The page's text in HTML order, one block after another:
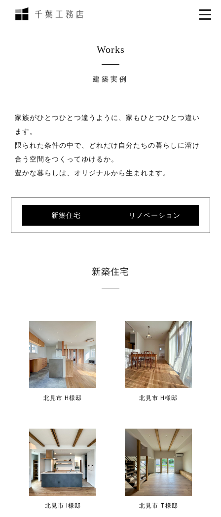
Works
建築実例
家族がひとつひとつ違うように、家もひとつひとつ違い
ます。
限られた条件の中で、どれだけ自分たちの暮らしに溶け
合う空間をつくってゆけるか。
豊かな暮らしは、オリジナルから生まれます。
新築住宅 リノベーション
新築住宅
北見市 H様邸 北見市 H様邸
北見市 I様邸 北見市 T様邸